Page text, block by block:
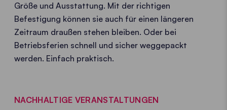
Größe und Ausstattung. Mit der richtigen
Befestigung können sie auch für einen längeren
Zeitraum draußen stehen bleiben. Oder bei
Betriebsferien schnell und sicher weggepackt
werden. Einfach praktisch.
NACHHALTIGE VERANSTALTUNGEN